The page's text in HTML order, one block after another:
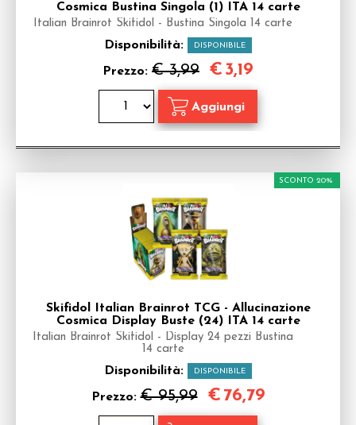
Cosmica Bustina Singola (1) ITA 14 carte
Italian Brainrot Skifidol - Bustina Singola 14 carte
Disponibilità: DISPONIBILE
Prezzo: € 3,99 € 3,19
Skifidol Italian Brainrot TCG - Allucinazione
Cosmica Display Buste (24) ITA 14 carte
Italian Brainrot Skifidol - Display 24 pezzi Bustina
14 carte
Disponibilità: DISPONIBILE
Prezzo:€ 95,99
SCONTO 20%
€ 76,79